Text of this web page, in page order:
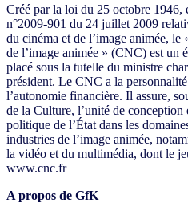
Créé par la loi du 25 octobre 1946,
n°2009-901 du 24 juillet 2009
du cinéma et de l’image animée,
de l’image animée » (CNC) est un
placé sous la tutelle du ministre
président. Le CNC a la
l’autonomie financière. Il assure,
de la Culture, l’unité de
politique de l’État dans les
industries de l’image animée,
la vidéo et du multimédia, dont le
www.cnc.fr
A propos de GfK